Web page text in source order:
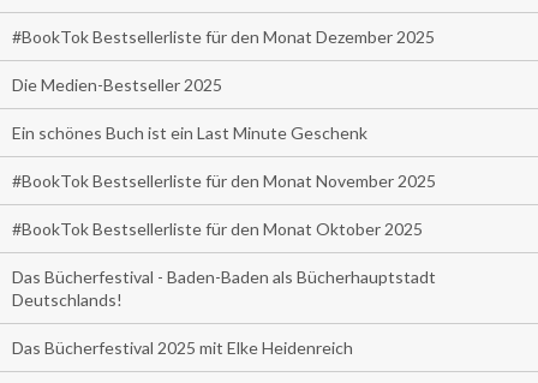
#BookTok Bestsellerliste für den Monat Dezember 2025
Die Medien-Bestseller 2025
Ein schönes Buch ist ein Last Minute Geschenk
#BookTok Bestsellerliste für den Monat November 2025
#BookTok Bestsellerliste für den Monat Oktober 2025
Das Bücherfestival - Baden-Baden als Bücherhauptstadt
Deutschlands!
Das Bücherfestival 2025 mit Elke Heidenreich